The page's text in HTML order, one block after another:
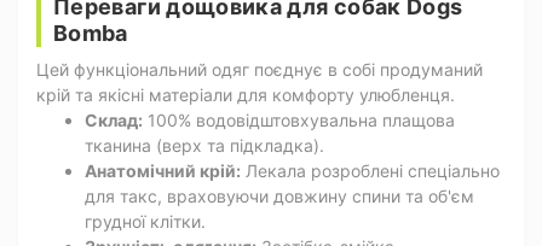
Переваги дощовика для собак Dogs
Bomba
Цей функціональний одяг поєднує в собі продуманий
крій та якісні матеріали для комфорту улюбленця.
Склад: 100% водовідштовхувальна плащова
тканина (верх та підкладка).
Анатомічний крій: Лекала розроблені спеціально
для такс, враховуючи довжину спини та об'єм
грудної клітки.